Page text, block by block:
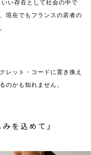
い存在として社会の中で
現在でもフランスの若者の
レット・コードに置き換え
のかも知れません。
を込めて」